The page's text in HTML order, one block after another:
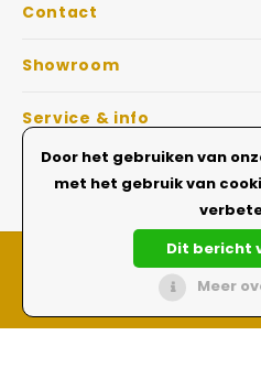
Contact
Showroom
Service & info
Dé Glazen wanden
Door het gebruiken van
met het gebruik van
Dit bericht
Meer